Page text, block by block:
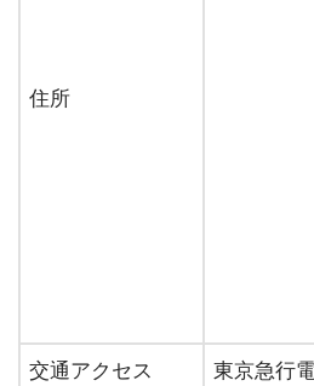
住所
交通アクセス 東京急行